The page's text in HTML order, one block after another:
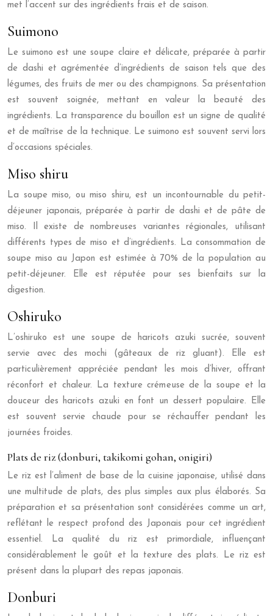
met l’accent sur des ingrédients frais et de saison.
Suimono
Le suimono est une soupe claire et délicate, préparée à partir
de dashi et agrémentée d’ingrédients de saison tels que des
légumes, des fruits de mer ou des champignons. Sa présentation
est souvent soignée, mettant en valeur la beauté des
ingrédients. La transparence du bouillon est un signe de qualité
et de maîtrise de la technique. Le suimono est souvent servi lors
d’occasions spéciales.
Miso shiru
La soupe miso, ou miso shiru, est un incontournable du petit-
déjeuner japonais, préparée à partir de dashi et de pâte de
miso. Il existe de nombreuses variantes régionales, utilisant
différents types de miso et d’ingrédients. La consommation de
soupe miso au Japon est estimée à 70% de la population au
petit-déjeuner. Elle est réputée pour ses bienfaits sur la
digestion.
Oshiruko
L’oshiruko est une soupe de haricots azuki sucrée, souvent
servie avec des mochi (gâteaux de riz gluant). Elle est
particulièrement appréciée pendant les mois d’hiver, offrant
réconfort et chaleur. La texture crémeuse de la soupe et la
douceur des haricots azuki en font un dessert populaire. Elle
est souvent servie chaude pour se réchauffer pendant les
journées froides.
Plats de riz (donburi, takikomi gohan, onigiri)
Le riz est l’aliment de base de la cuisine japonaise, utilisé dans
une multitude de plats, des plus simples aux plus élaborés. Sa
préparation et sa présentation sont considérées comme un art,
reflétant le respect profond des Japonais pour cet ingrédient
essentiel. La qualité du riz est primordiale, influençant
considérablement le goût et la texture des plats. Le riz est
présent dans la plupart des repas japonais.
Donburi